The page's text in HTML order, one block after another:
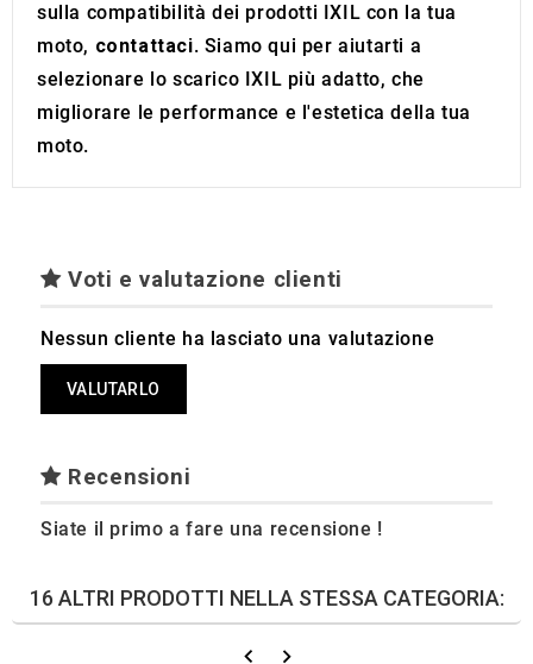
sulla compatibilità dei prodotti IXIL con la tua
moto, contattaci. Siamo qui per aiutarti a
selezionare lo scarico IXIL più adatto, che
migliorare le performance e l'estetica della tua
moto.
Voti e valutazione clienti
Nessun cliente ha lasciato una valutazione
VALUTARLO
Recensioni
Siate il primo a fare una recensione !
16 ALTRI PRODOTTI NELLA STESSA CATEGORIA: